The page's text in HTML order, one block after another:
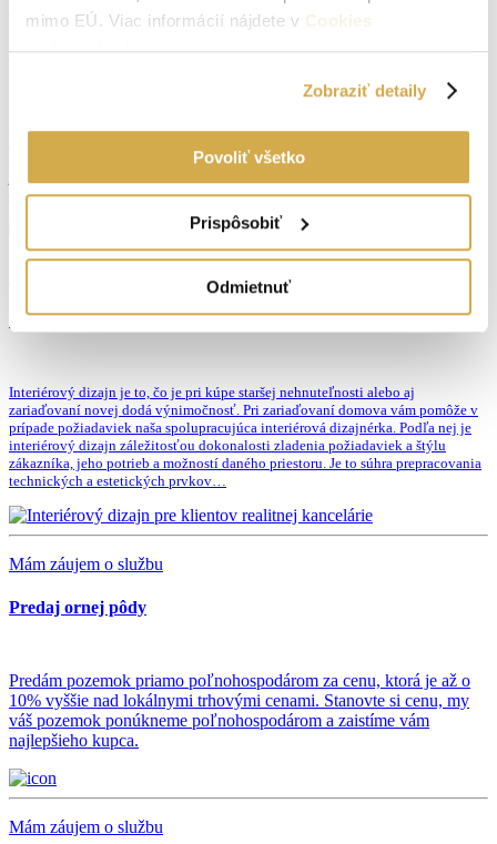
mimo EÚ. Viac informácií nájdete v Cookies
podmienkach.
Zobraziť detaily
Povoliť všetko
Prispôsobiť
Odmietnuť
Mám záujem o službu
Oceňovanie nehnuteľností
konaniach, majetkových vysporiadaniach, súdnych sporoch atď. Ocenenie nie
odporučenie znalca.
Interiérový dizajn pre klientov realitnej kancelárie
Interiérový dizajn je to, čo je pri kúpe staršej nehnuteľnosti alebo aj
zariaďovaní novej dodá výnimočnosť. Pri zariaďovaní domova vám pomôže v
prípade požiadaviek naša spolupracujúca interiérová dizajnérka. Podľa nej je
interiérový dizajn záležitosťou dokonalosti zladenia požiadaviek a štýlu
zákazníka, jeho potrieb a možností daného priestoru. Je to súhra prepracovania
technických a estetických prvkov…
Mám záujem o službu
Predaj ornej pôdy
Predám pozemok priamo poľnohospodárom za cenu, ktorá je až o
10% vyššie nad lokálnymi trhovými cenami. Stanovte si cenu, my
váš pozemok ponúkneme poľnohospodárom a zaistíme vám
najlepšieho kupca.
Mám záujem o službu